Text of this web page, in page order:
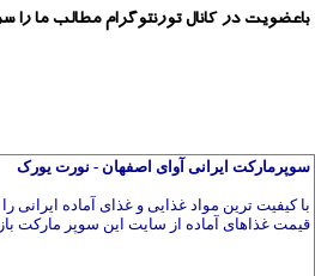
باعضویت در کانال تورنتوگرام مطالب ما
سوپرمارکت ایرانی آوای اصفهان - نورت یورک
با کیفیت ترین مواد غذایی و غذای آماده
قیمت غذاهای آماده از سایت این سوپر مارکت